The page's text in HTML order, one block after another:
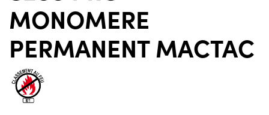
MONOMERE
PERMANENT MACTAC